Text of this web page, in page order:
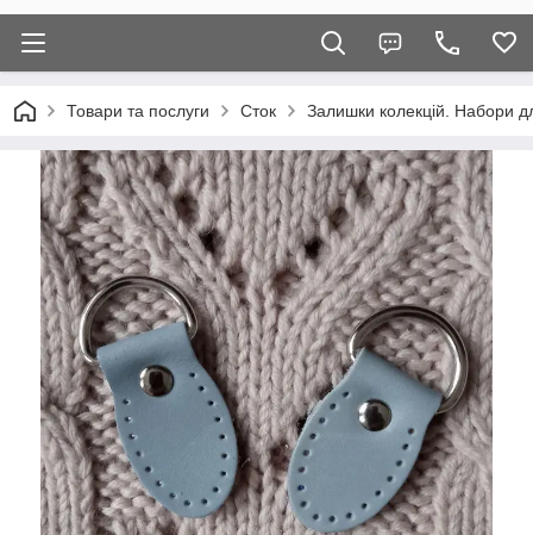
Товари та послуги Сток Залишки колекцій. Набори